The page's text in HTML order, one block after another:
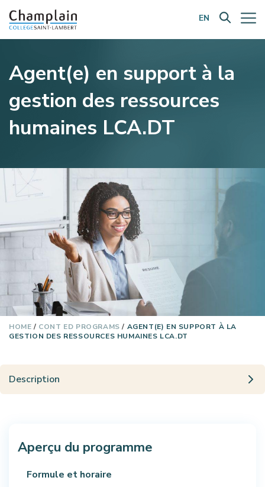
EN
Agent(e) en support à la
gestion des ressources
humaines LCA.DT
HOME / CONT ED PROGRAMS / AGENT(E) EN SUPPORT À LA
GESTION DES RESSOURCES HUMAINES LCA.DT
Description
Aperçu du programme
Formule et horaire
Filtrer par catégorie: